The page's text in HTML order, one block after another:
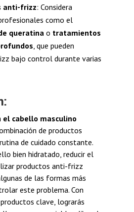
anti-frizz: Considera
como el
queratinao tratamientos
, que pueden
bajo control durante varias
el cabello masculino
de productos
de cuidado constante.
bien hidratado, reducir el
productos anti-frizz
de las formas más
este problema. Con
clave, lograrás